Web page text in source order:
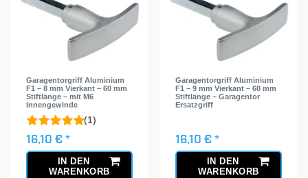
Garagentorgriff Aluminium
F1 – 8 mm Vierkant – 60 mm
Stiftlänge – mit M6
Innengewinde
(1)
16,10 € *
IN DEN
WARENKORB
Garagentorgriff Aluminium
F1 – 9 mm Vierkant – 60 mm
Stiftlänge – Garagentor
Ersatzgriff
16,10 € *
IN DEN
WARENKORB